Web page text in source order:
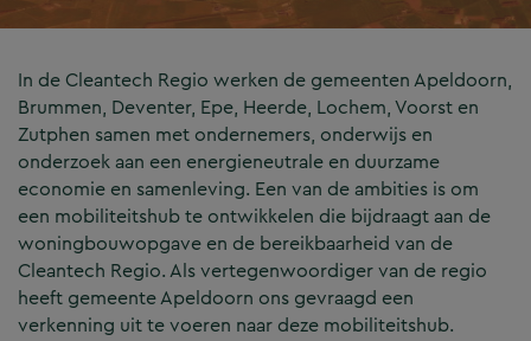
In de Cleantech Regio werken de gemeenten Apeldoorn,
Brummen, Deventer, Epe, Heerde, Lochem, Voorst en
Zutphen samen met ondernemers, onderwijs en
onderzoek aan een energieneutrale en duurzame
economie en samenleving. Een van de ambities is om
een mobiliteitshub te ontwikkelen die bijdraagt aan de
woningbouwopgave en de bereikbaarheid van de
Cleantech Regio. Als vertegenwoordiger van de regio
heeft gemeente Apeldoorn ons gevraagd een
verkenning uit te voeren naar deze mobiliteitshub.